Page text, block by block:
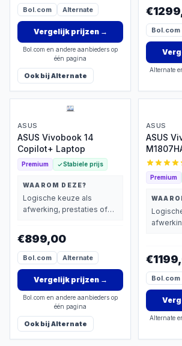
Bol.com Alternate
Vergelijk prijzen→
Bol.com en andere aanbieders op
één pagina
Ook bijAlternate
Bol.com
Alternate
ASUS
ASUS Vivobook 14
Copilot+ Laptop
Premium Stabiele prijs
WAAROM DEZE?
Logische keuze als
afwerking, prestaties of
€899,00
Bol.com Alternate
Vergelijk prijzen→
Bol.com en andere aanbieders op
één pagina
Ook bijAlternate
ASUS
ASUS
32GB/
Premium
Bol.com
Alternate